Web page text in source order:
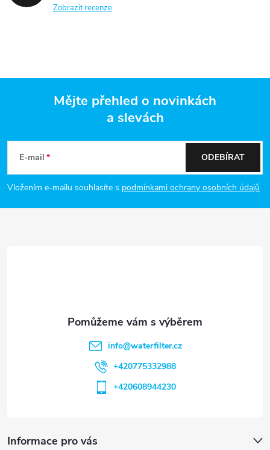
Zobrazit recenze
p
a
Mějte přehled o novinkách
a slevách
E-mail
Vložením e-mailu souhlasíte s podmínkami ochrany osobních údajů
ODEBÍRAT
Informace pro vás
info@waterfilter.cz
+420775332988
+420608944230